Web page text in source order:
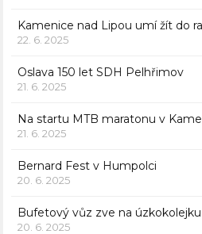
Kamenice nad Lipou umí žít do
22. 6. 2025
Oslava 150 let SDH Pelhřimov
21. 6. 2025
Na startu MTB maratonu v
21. 6. 2025
Bernard Fest v Humpolci
20. 6. 2025
Bufetový vůz zve na úzkokolejku
20. 6. 2025